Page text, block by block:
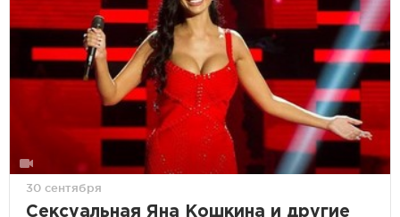
30 сентября
Сексуальная Яна Кошкина и другие